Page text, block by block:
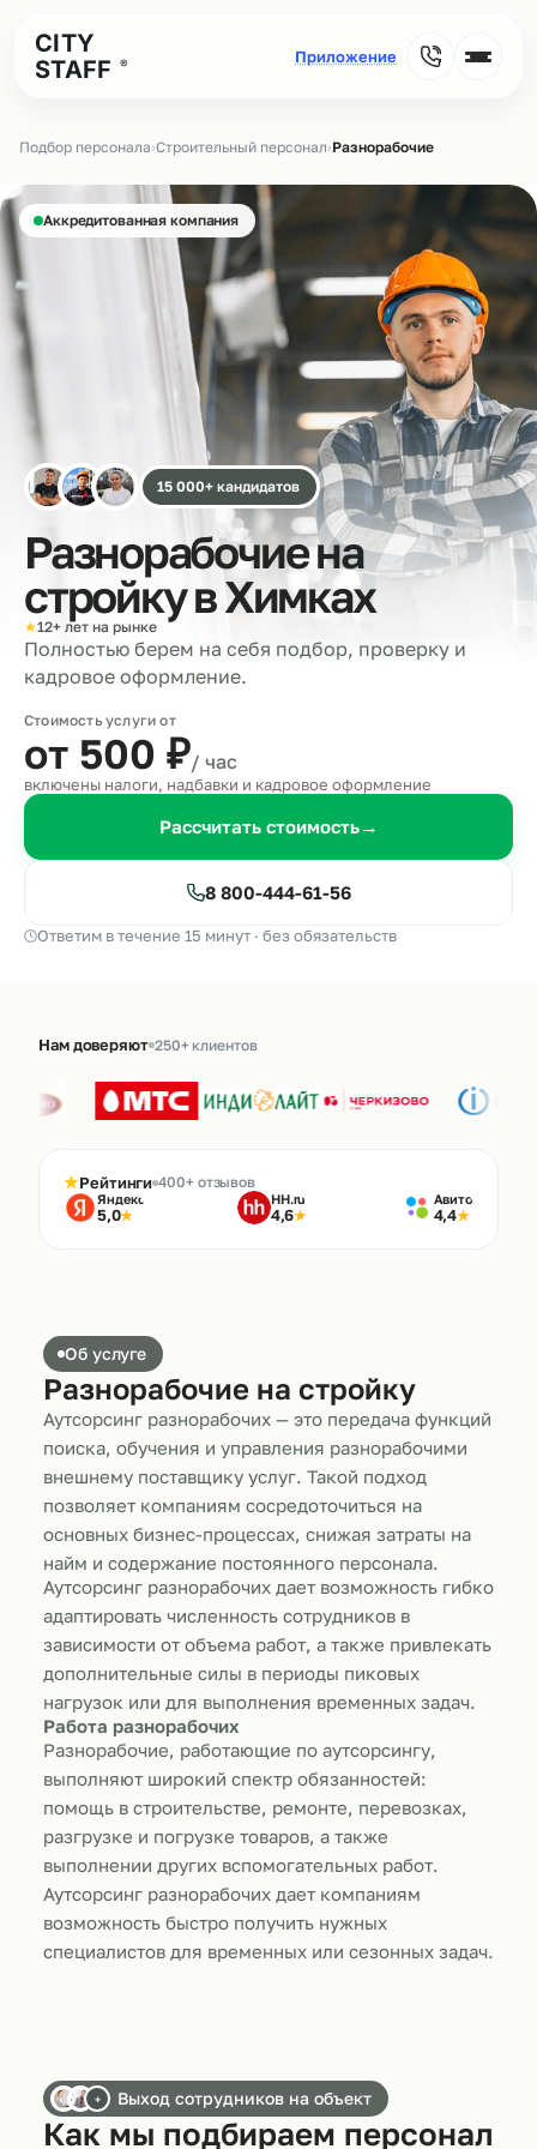
CITY
STAFF
®
Подбор персонала›Строительный персонал›Разнорабочие
Аккредитованная компания
15 000+ кандидатов
Разнорабочие на
стройку вХимках
★12+ лет на рынке
Полностью берем на себя подбор, проверку и
кадровое оформление.
Стоимость услуги от
от 500 ₽/ час
включены налоги, надбавки и кадровое оформление
Рассчитать стоимость→
8 800-444-61-56
Ответим в течение 15 минут · без обязательств
Нам доверяют 250+ клиентов
★Рейтинги 400+ отзывов
Яндекс
5,0★
HH.ru
4,6★
Авито
4,4★
Об услуге
Разнорабочие на стройку
Аутсорсинг разнорабочих — это передача функций
поиска, обучения и управления разнорабочими
внешнему поставщику услуг. Такой подход
позволяет компаниям сосредоточиться на
основных бизнес-процессах, снижая затраты на
найм и содержание постоянного персонала.
Аутсорсинг разнорабочих дает возможность гибко
адаптировать численность сотрудников в
зависимости от объема работ, а также привлекать
дополнительные силы в периоды пиковых
нагрузок или для выполнения временных задач.
Работа разнорабочих
Разнорабочие, работающие по аутсорсингу,
выполняют широкий спектр обязанностей:
помощь в строительстве, ремонте, перевозках,
разгрузке и погрузке товаров, а также
выполнении других вспомогательных работ.
Аутсорсинг разнорабочих дает компаниям
возможность быстро получить нужных
специалистов для временных или сезонных задач.
+ Выход сотрудников на объект
Как мы подбираем персонал